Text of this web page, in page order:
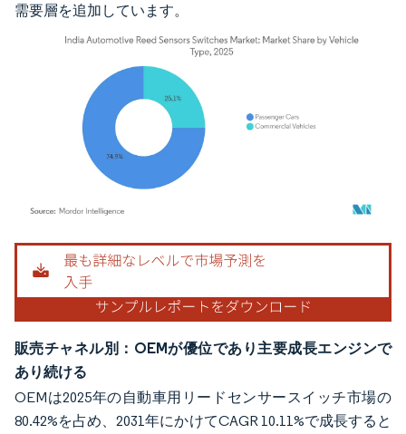
需要層を追加しています。
画像 © Mordor Intelligence。再利用にはCC BY 4.0の表示が必要です。
販売チャネル別：OEMが優位であり主要成長エンジンで
あり続ける
OEMは2025年の自動車用リードセンサースイッチ市場の
80.42%を占め、2031年にかけてCAGR 10.11%で成長すると